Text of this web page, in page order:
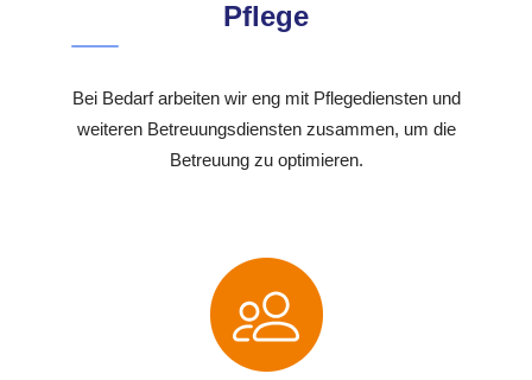
Pflege
Bei Bedarf arbeiten wir eng mit Pflegediensten und
weiteren Betreuungsdiensten zusammen, um die
Betreuung zu optimieren.